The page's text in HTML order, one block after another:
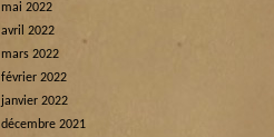
mai 2022
avril 2022
mars 2022
février 2022
janvier 2022
décembre 2021